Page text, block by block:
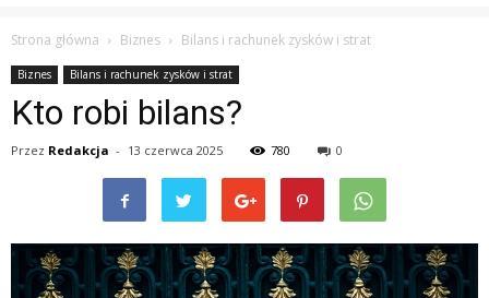
Strona główna Biznes Bilans i rachunek zysków i strat
Biznes Bilans i rachunek zysków i strat
Kto robi bilans?
Przez Redakcja - 13 czerwca 2025 780 0